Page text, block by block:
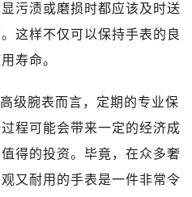
污渍或磨损时都应该及时送
这样不仅可以保持手表的良
寿命。
级腕表而言，定期的专业保
程可能会带来一定的经济成
得的投资。毕竟，在众多奢
又耐用的手表是一件非常令